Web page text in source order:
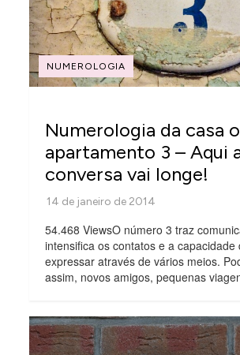
NUMEROLOGIA
Numerologia da casa
apartamento 3 – Aqui
conversa vai longe!
54.468 ViewsO número 3 traz
intensifica os contatos e a capacidade
expressar através de vários meios.
assim, novos amigos, pequenas